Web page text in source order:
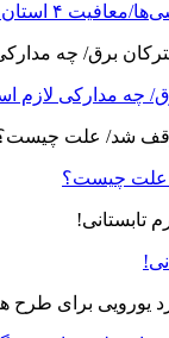
جنگ از قطعی برق
چه مدارکی لازم
علت چیست؟